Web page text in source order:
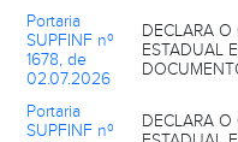
Portaria
SUPFINF nº
1678, de
02.07.2026
DECLARA O
ESTADUAL
Portaria
SUPFINF nº
DECLARA O